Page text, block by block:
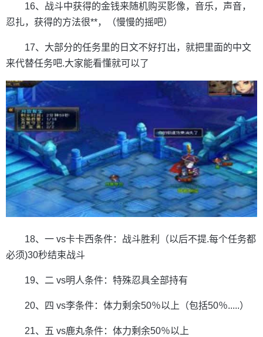
16、战斗中获得的金钱来随机购买影像，音乐，声音，
忍扎，获得的方法很**，（慢慢的摇吧）
17、大部分的任务里的日文不好打出，就把里面的中文
来代替任务吧.大家能看懂就可以了
18、一 vs卡卡西条件：战斗胜利（以后不提.每个任务都
必须)30秒结束战斗
19、二 vs明人条件：特殊忍具全部持有
20、四 vs李条件：体力剩余50％以上（包括50％.....）
21、五 vs鹿丸条件：体力剩余50％以上